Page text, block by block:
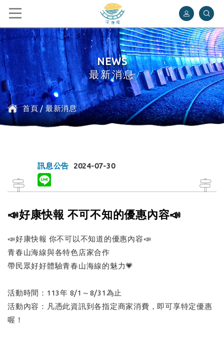
深澳鐵道自行車
NEWS
最新消息
首頁/最新消息
訊息公告 2024-07-30
📣好康快報 不可不知的優惠內容📣
📣好康快報 你不可以不知道的優惠內容📣
青春山海線與各特色店家合作
帶民眾好好體驗青春山海線的魅力💗
活動時間：113年 8/1～8/31為止
活動內容：凡憑此資訊到各指定商家消費，即可享特定優惠
喔！